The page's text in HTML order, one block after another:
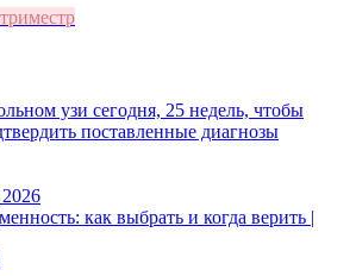
узи сегодня, 25 недель, чтобы
поставленные диагнозы